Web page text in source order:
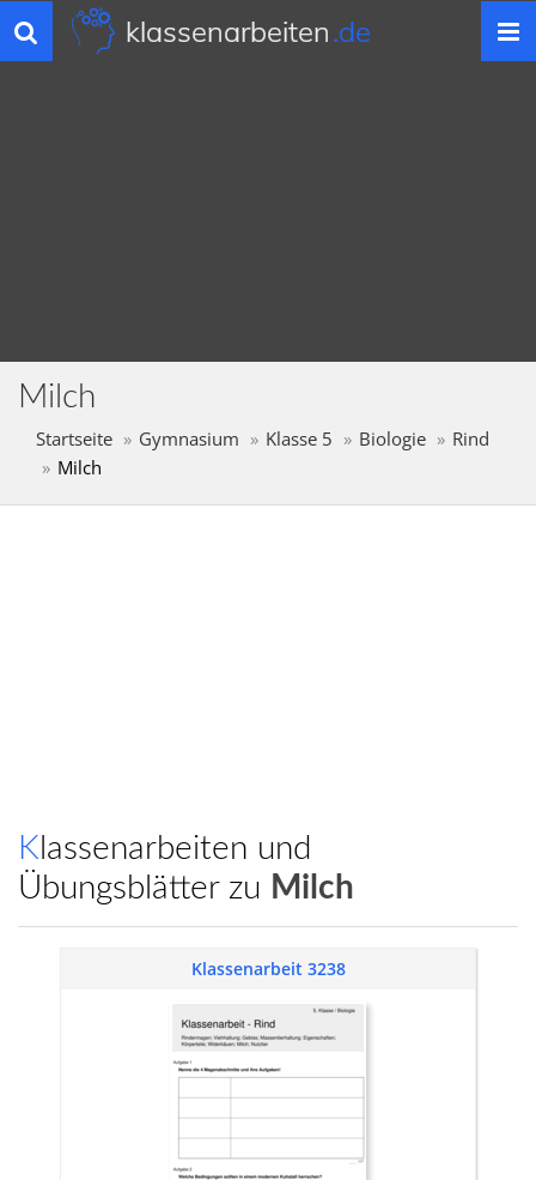
Toggle
navigation
klassenarbeiten.de
Milch
Startseite Gymnasium Klasse 5 Biologie
Rind
Milch
Klassenarbeiten und
Übungsblätter zu Milch
Klassenarbeit 3238